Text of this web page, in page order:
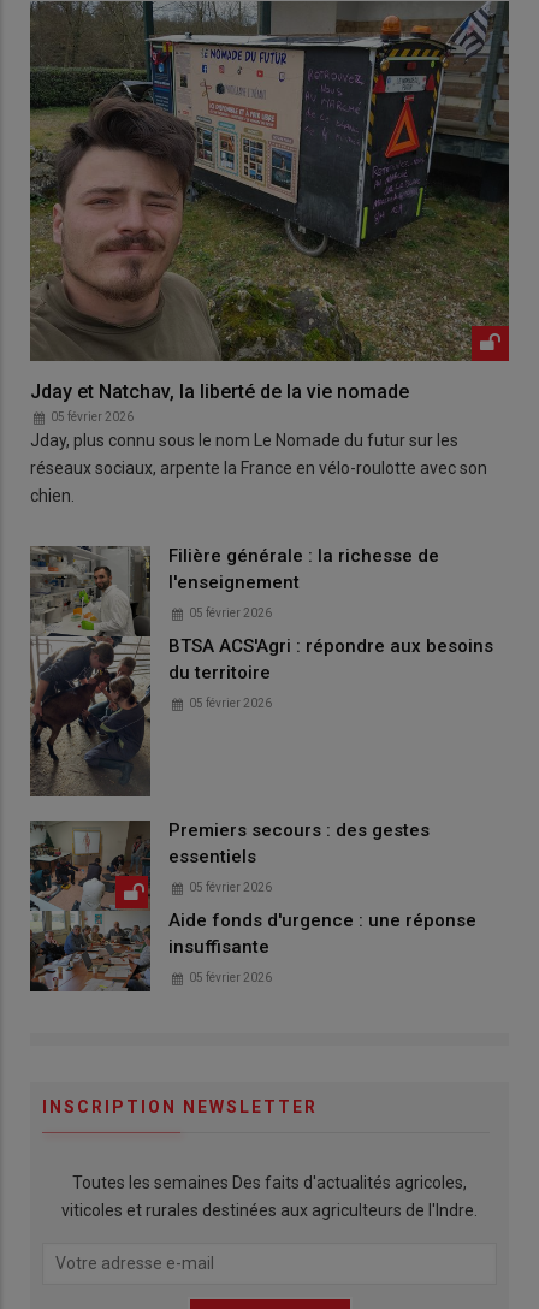
Jday et Natchav, la liberté de la vie nomade
05 février 2026
Jday, plus connu sous le nom Le Nomade du futur sur les
réseaux sociaux, arpente la France en vélo-roulotte avec son
chien.
Filière générale : la richesse de
l'enseignement
05 février 2026
BTSA ACS'Agri : répondre aux besoins
du territoire
05 février 2026
Premiers secours : des gestes
essentiels
05 février 2026
Aide fonds d'urgence : une réponse
insuffisante
05 février 2026
INSCRIPTION NEWSLETTER
Toutes les semaines Des faits d'actualités agricoles,
viticoles et rurales destinées aux agriculteurs de l'Indre.